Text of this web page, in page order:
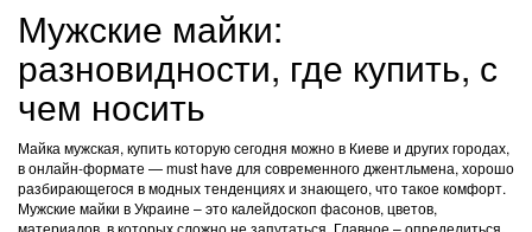
Мужские майки:
разновидности, где купить, с
чем носить
Майка мужская, купить которую сегодня можно в Киеве и других городах,
в онлайн-формате — must have для современного джентльмена, хорошо
разбирающегося в модных тенденциях и знающего, что такое комфорт.
Мужские майки в Украине – это калейдоскоп фасонов, цветов,
материалов, в которых сложно не запутаться. Главное – определиться,